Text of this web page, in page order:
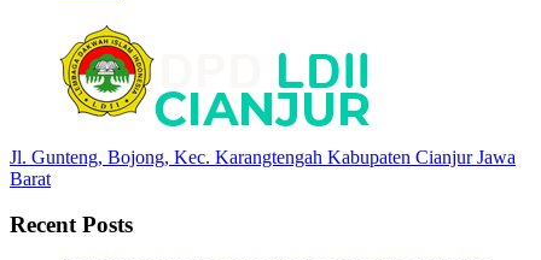
Jl. Gunteng, Bojong, Kec. Karangtengah Kabupaten Cianjur Jawa
Barat
Recent Posts